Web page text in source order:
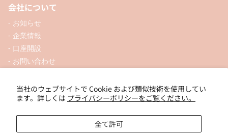
当社のウェブサイトで Cookie および類似技術を使用してい
ます。詳しくは プライバシーポリシーをご覧ください。
全て許可
会社について
- お知らせ
- 企業情報
- 口座開設
- お問い合わせ
ソーシャル
個人向けオンラインショップ